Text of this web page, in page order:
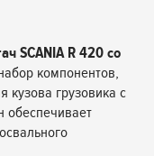
SCANIA R 420 со
компонентов,
кузова грузовика с
обеспечивает